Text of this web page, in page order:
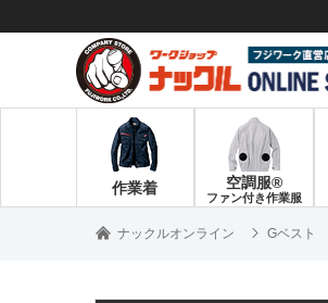
作業着 空調服®
ファン付き作業服
ナックルオンライン Gベスト